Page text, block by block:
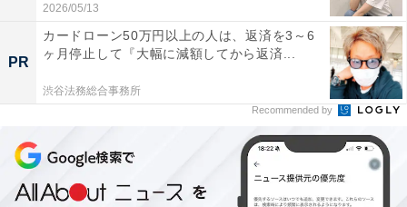
2026/05/13
PR
カードローン50万円以上の人は、返済を3～6
ヶ月停止して『大幅に減額してから返済...
渋谷法務総合事務所
Recommended by